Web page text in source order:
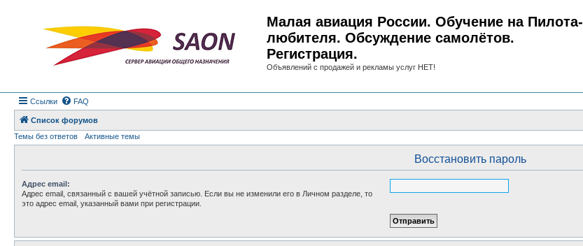
Малая авиация России. Обучение на Пилота-
любителя. Обсуждение самолётов.
Регистрация.
Объявлений с продажей и рекламы услуг НЕТ!
Ссылки FAQ
Список форумов
Темы без ответов
Активные темы
Восстановить пароль
Адрес email:
Адрес email, связанный с вашей учётной записью. Если вы не изменили его в Личном разделе, то
это адрес email, указанный вами при регистрации.